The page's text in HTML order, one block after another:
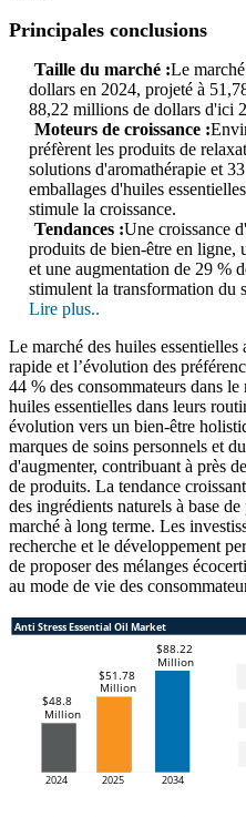
Principales conclusions
Taille du marché :Le
dollars en 2024, projeté à
88,22 millions de dollars d'ici
Moteurs de croissance :
préfèrent les produits de
solutions d'aromathérapie et
emballages d'huiles
stimule la croissance.
Tendances :Une croissance
produits de bien-être en ligne,
et une augmentation de 29 %
stimulent la transformation du
Lire plus..
Le marché des huiles
rapide et l’évolution des
44 % des consommateurs dans
huiles essentielles dans leurs
évolution vers un bien-être
marques de soins personnels et
d'augmenter, contribuant à près
de produits. La tendance
des ingrédients naturels à base
marché à long terme. Les
recherche et le développement
de proposer des mélanges
au mode de vie des